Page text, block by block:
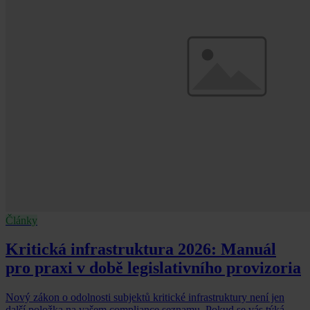
Články
Kritická infrastruktura 2026: Manuál
pro praxi v době legislativního provizoria
Nový zákon o odolnosti subjektů kritické infrastruktury není jen